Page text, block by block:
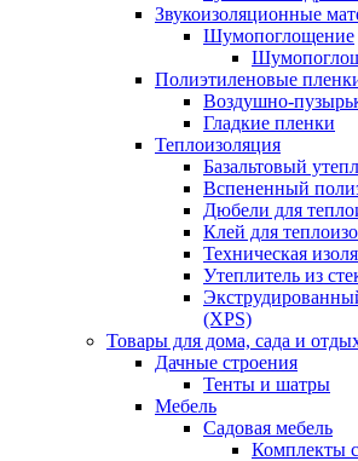
Звукоизоляционные
Шумопоглощение
Полиэтиленовые
Воздушно-
Гладкие пленки
Теплоизоляция
Базальтовый
Вспененный
Дюбели для
Клей для
Техническая
Утеплитель из
(XPS)
Товары для дома, сада и
Дачные строения
Тенты и шатры
Мебель
Садовая мебель
Комплекты